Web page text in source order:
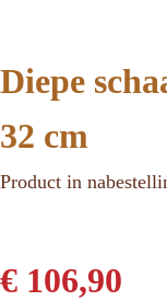
Diepe
32 cm
Product in
€ 106,90